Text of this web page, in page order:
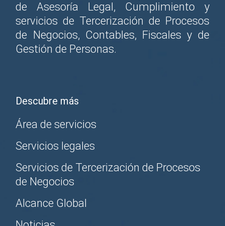
de Asesoría Legal, Cumplimiento y
servicios de Tercerización de Procesos
de Negocios, Contables, Fiscales y de
Gestión de Personas.
Descubre más
Área de servicios
Servicios legales
Servicios de Tercerización de Procesos
de Negocios
Alcance Global